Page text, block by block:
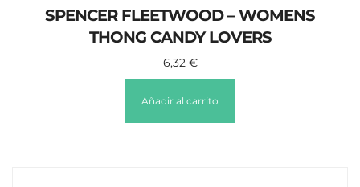
SPENCER FLEETWOOD – WOMENS
THONG CANDY LOVERS
6,32 €
Añadir al carrito